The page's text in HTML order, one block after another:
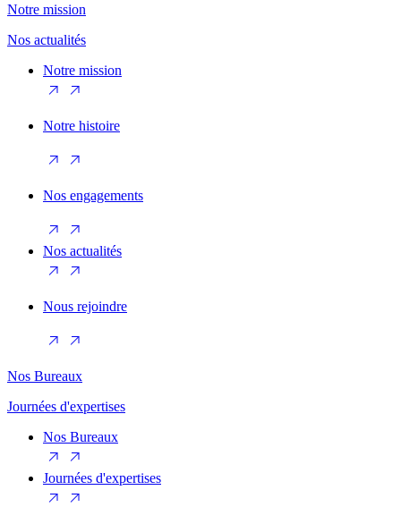
Notre mission
Nos actualités
Notre mission
Notre histoire
Nos engagements
Nos actualités
Nous rejoindre
Nos Bureaux
Journées d'expertises
Nos Bureaux
Journées d'expertises